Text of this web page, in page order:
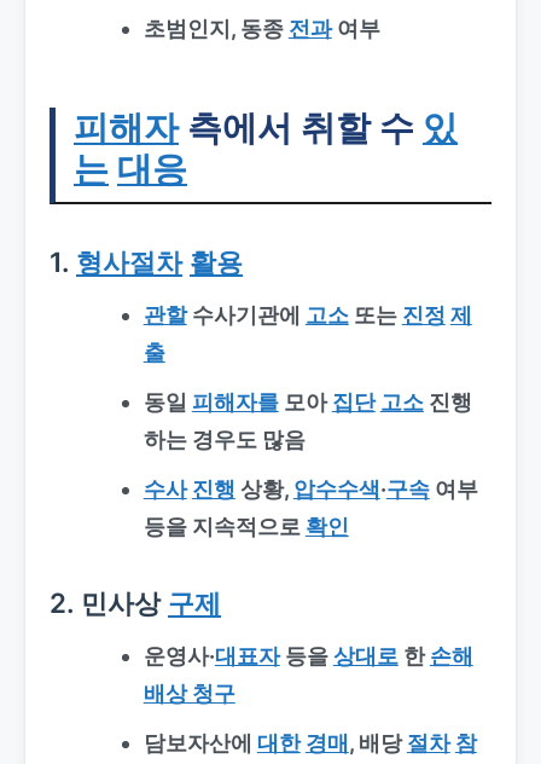
초범인지, 동종 전과여부
피해자측에서 취할 수 있
는 대응
1. 형사절차 활용
관할수사기관에 고소또는 진정 제
출
동일 피해자를모아집단 고소진행
하는 경우도 많음
수사 진행 상황, 압수수색·구속여부
등을 지속적으로 확인
2. 민사상 구제
운영사·대표자등을상대로 한손해
배상 청구
담보자산에 대한 경매 , 배당절차 참